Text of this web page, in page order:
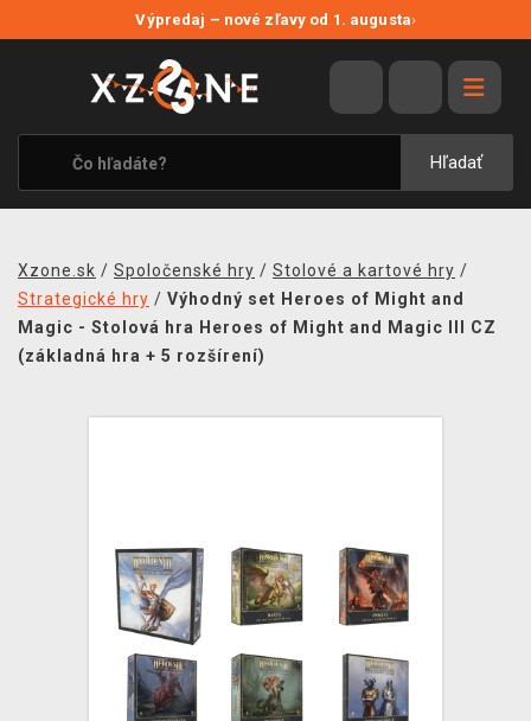
Výpredaj – nové zľavy od 1. augusta›
Hľadať
VÝPREDAJ
VIDEOHRY
XZONE ORIGINALS
TEMATIKY
MERCHANDISE
SPOLOČENSKÉ HRY
XZONE KLUB
Xzone.sk / Spoločenské hry / Stolové a kartové hry /
Strategické hry / Výhodný set Heroes of Might and
Magic - Stolová hra Heroes of Might and Magic III CZ
(základná hra + 5 rozšírení)